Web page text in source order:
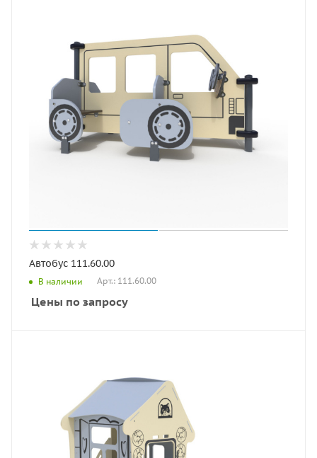
Автобус 111.60.00
В наличии Арт.: 111.60.00
Цены по запросу